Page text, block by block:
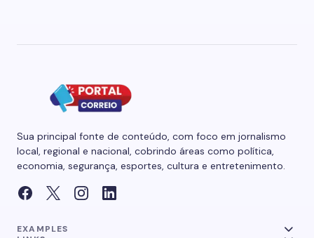
Sua principal fonte de conteúdo, com foco em jornalismo
local, regional e nacional, cobrindo áreas como política,
economia, segurança, esportes, cultura e entretenimento.
EXAMPLES